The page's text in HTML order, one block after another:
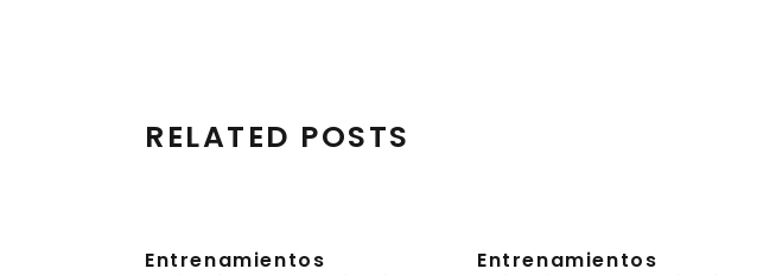
RELATED POSTS
Entrenamientos
Entrenamientos